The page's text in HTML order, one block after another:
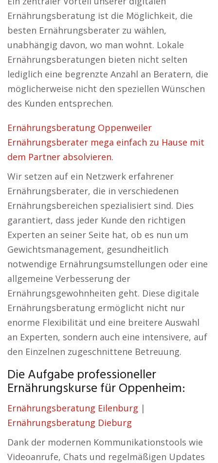
Ernährungsberatung ist die Möglichkeit, die
besten Ernährungsberater zu wählen,
unabhängig davon, wo man wohnt. Lokale
Ernährungsberatungen bieten nicht selten
lediglich eine begrenzte Anzahl an Beratern, die
möglicherweise nicht den speziellen Wünschen
des Kunden entsprechen.
Ernährungsberatung Oppenweiler
Ernährungsberater mega einfach zu Hause mit
dem Partner absolvieren.
Wir setzen auf ein Netzwerk erfahrener
Ernährungsberater, die in verschiedenen
Ernährungsbereichen spezialisiert sind. Dies
garantiert, dass jeder Kunde den richtigen
Experten an seiner Seite hat, ob es nun um
Gewichtsmanagement, gesundheitlich
notwendige Ernährungsumstellungen oder eine
allgemeine Verbesserung der
Ernährungsgewohnheiten geht. Diese digitale
Ernährungsberatung ermöglicht nicht nur
enorme Flexibilität und eine breitere Auswahl
an Experten, sondern auch eine intensivere, auf
den Einzelnen zugeschnittene Betreuung.
Die Aufgabe professioneller
Ernährungskurse für Oppenheim:
Ernährungsberatung Eilenburg |
Ernährungsberatung Dieburg
Dank der modernen Kommunikationstools wie
Videoanrufe, Chats und regelmäßigen Updates